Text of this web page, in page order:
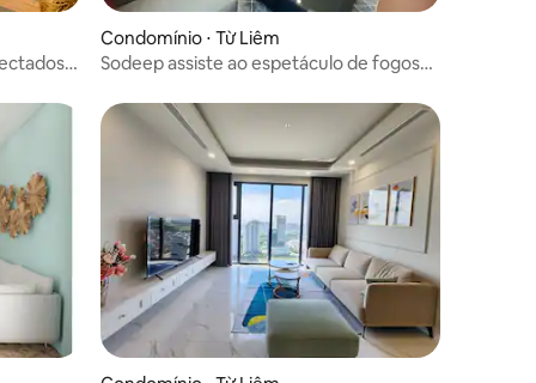
Condomínio ⋅ Từ Liêm
Sodeep assiste ao espetáculo de fogos
Hanói.